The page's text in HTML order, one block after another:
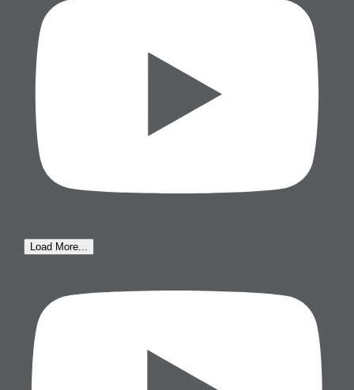
Load More...